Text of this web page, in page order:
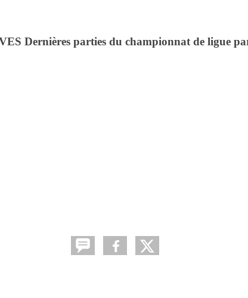
Dernières parties du championnat de ligue